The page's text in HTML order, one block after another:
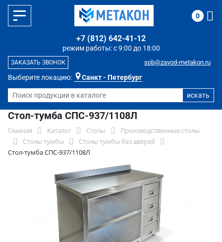
Выберите локацию: Санкт - Петербург
режим работы: с 9:00 до 18:00
+7 (812) 642-41-12
spb@zavod-metakon.ru
ЗАКАЗАТЬ ЗВОНОК
0
Стол-тумба СПС-937/1108Л
Главная Каталог Столы
Производственные столы
Столы тумбы
Столы тумбы без дверей
Стол-тумба СПС-937/1108Л